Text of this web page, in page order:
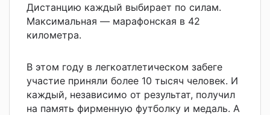
Дистанцию каждый выбирает по силам.
Максимальная — марафонская в 42
километра.
В этом году в легкоатлетическом забеге
участие приняли более 10 тысяч человек. И
каждый, независимо от результат, получил
на память фирменную футболку и медаль. А